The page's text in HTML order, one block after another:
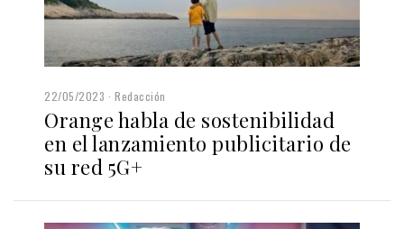
22/05/2023 Redacción
Orange habla de sostenibilidad
en el lanzamiento publicitario de
su red 5G+